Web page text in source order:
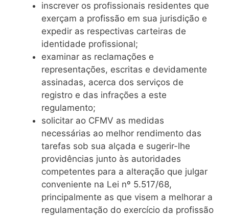
inscrever os profissionais residentes que
exerçam a profissão em sua jurisdição e
expedir as respectivas carteiras de
identidade profissional;
examinar as reclamações e
representações, escritas e devidamente
assinadas, acerca dos serviços de
registro e das infrações a este
regulamento;
solicitar ao CFMV as medidas
necessárias ao melhor rendimento das
tarefas sob sua alçada e sugerir-lhe
providências junto às autoridades
competentes para a alteração que julgar
conveniente na Lei nº 5.517/68,
principalmente as que visem a melhorar a
regulamentação do exercício da profissão